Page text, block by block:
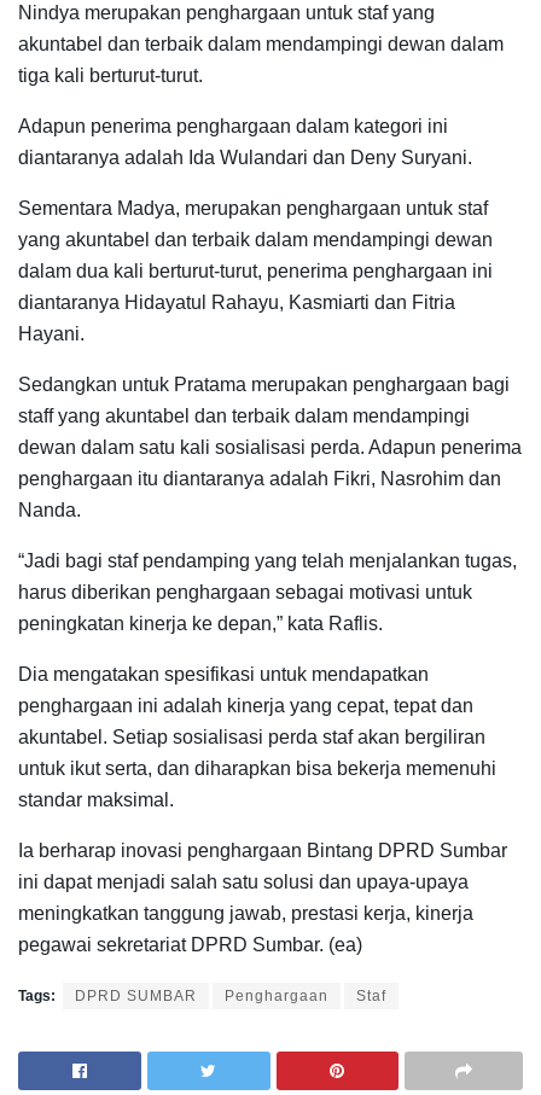
Nindya merupakan penghargaan untuk staf yang
akuntabel dan terbaik dalam mendampingi dewan dalam
tiga kali berturut-turut.
Adapun penerima penghargaan dalam kategori ini
diantaranya adalah Ida Wulandari dan Deny Suryani.
Sementara Madya, merupakan penghargaan untuk staf
yang akuntabel dan terbaik dalam mendampingi dewan
dalam dua kali berturut-turut, penerima penghargaan ini
diantaranya Hidayatul Rahayu, Kasmiarti dan Fitria
Hayani.
Sedangkan untuk Pratama merupakan penghargaan bagi
staff yang akuntabel dan terbaik dalam mendampingi
dewan dalam satu kali sosialisasi perda. Adapun penerima
penghargaan itu diantaranya adalah Fikri, Nasrohim dan
Nanda.
“Jadi bagi staf pendamping yang telah menjalankan tugas,
harus diberikan penghargaan sebagai motivasi untuk
peningkatan kinerja ke depan,” kata Raflis.
Dia mengatakan spesifikasi untuk mendapatkan
penghargaan ini adalah kinerja yang cepat, tepat dan
akuntabel. Setiap sosialisasi perda staf akan bergiliran
untuk ikut serta, dan diharapkan bisa bekerja memenuhi
standar maksimal.
Ia berharap inovasi penghargaan Bintang DPRD Sumbar
ini dapat menjadi salah satu solusi dan upaya-upaya
meningkatkan tanggung jawab, prestasi kerja, kinerja
pegawai sekretariat DPRD Sumbar. (ea)
Tags: DPRD SUMBAR Penghargaan Staf